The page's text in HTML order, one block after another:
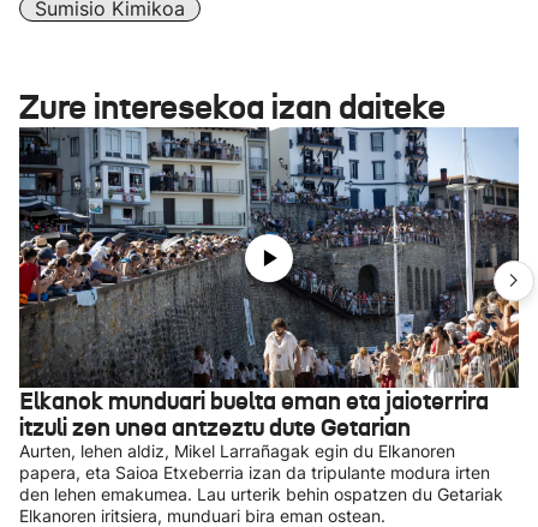
Sumisio Kimikoa
Zure interesekoa izan daiteke
Elkanok munduari buelta eman eta jaioterrira
itzuli zen unea antzeztu dute Getarian
Aurten, lehen aldiz, Mikel Larrañagak egin du Elkanoren
papera, eta Saioa Etxeberria izan da tripulante modura irten
den lehen emakumea. Lau urterik behin ospatzen du Getariak
Elkanoren iritsiera, munduari bira eman ostean.